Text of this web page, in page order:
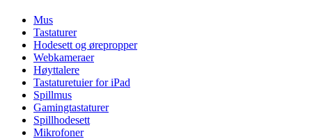
Mus
Tastaturer
Hodesett og ørepropper
Webkameraer
Høyttalere
Tastaturetuier for iPad
Spillmus
Gamingtastaturer
Spillhodesett
Mikrofoner